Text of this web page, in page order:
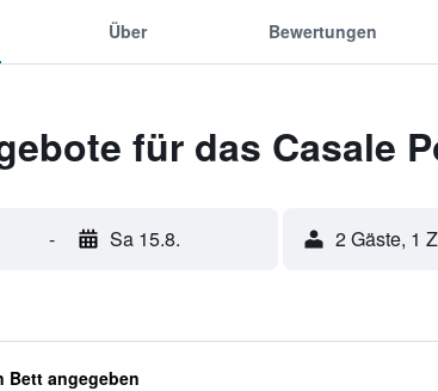
Über Bewertungen
für das Casale
- Sa 15.8. 2 Gäste, 1
Bett angegeben